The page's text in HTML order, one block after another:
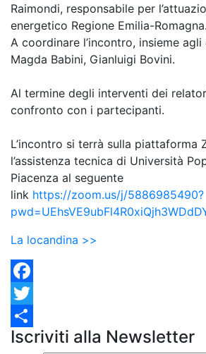
Raimondi, responsabile per
energetico Regione Emilia-Romagna.
A coordinare l’incontro, insieme
Magda Babini, Gianluigi Bovini.
Al termine degli interventi dei
confronto con i partecipanti.
L’incontro si terrà sulla piattaforma
l’assistenza tecnica di Università
Piacenza al seguente
link https://zoom.us/j/5886985490?
La locandina >>
Facebook
Twitter
Condividi
Iscriviti alla Newsletter